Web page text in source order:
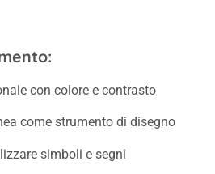
con colore e contrasto
come strumento di disegno
simboli e segni